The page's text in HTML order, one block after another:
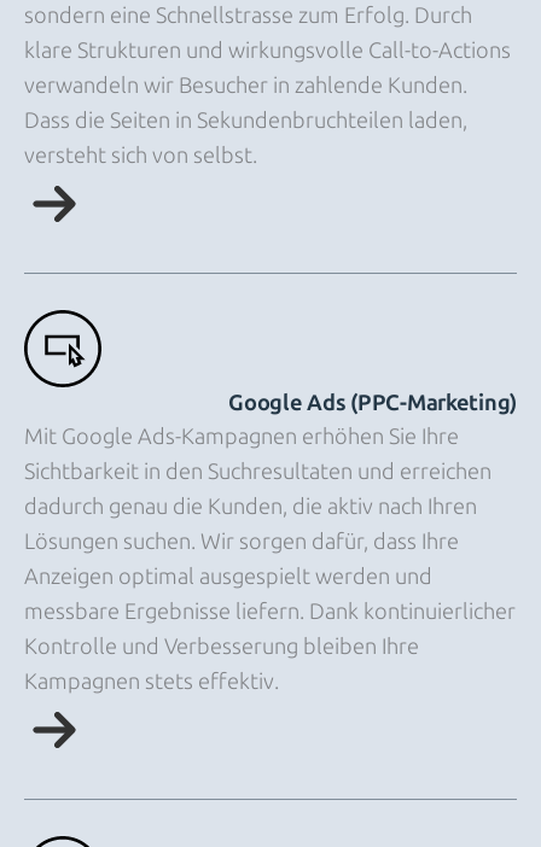
sondern eine Schnellstrasse zum Erfolg. Durch
klare Strukturen und wirkungsvolle Call-to-Actions
verwandeln wir Besucher in zahlende Kunden.
Dass die Seiten in Sekundenbruchteilen laden,
versteht sich von selbst.
Google Ads (PPC-Marketing)
Mit Google Ads-Kampagnen erhöhen Sie Ihre
Sichtbarkeit in den Suchresultaten und erreichen
dadurch genau die Kunden, die aktiv nach Ihren
Lösungen suchen. Wir sorgen dafür, dass Ihre
Anzeigen optimal ausgespielt werden und
messbare Ergebnisse liefern. Dank kontinuierlicher
Kontrolle und Verbesserung bleiben Ihre
Kampagnen stets effektiv.